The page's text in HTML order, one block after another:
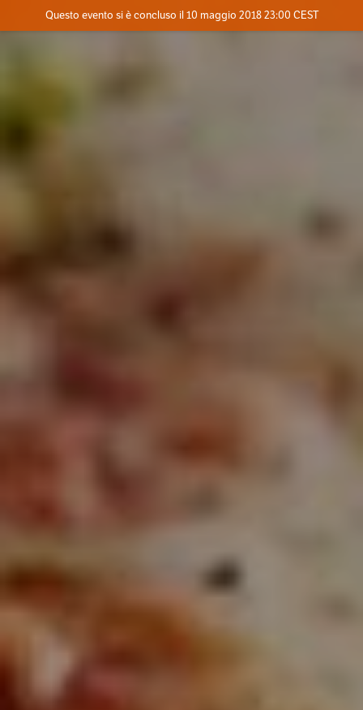
Dove
Questo evento si è concluso il 10 maggio 2018 23:00 CEST